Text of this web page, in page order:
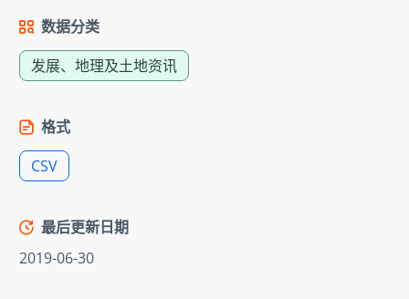
数据分类
发展、地理及土地资讯
格式
CSV
最后更新日期
2019-06-30